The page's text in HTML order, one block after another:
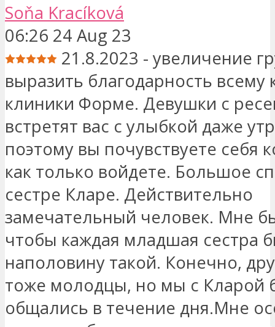
Soňa Kracíková
06:26 24 Aug 23
21.8.2023 - увеличение
выразить благодарность всему
клиники Форме. Девушки с
встретят вас с улыбкой даже
поэтому вы почувствуете себя
как только войдете. Большое
сестре Кларе. Действительно
замечательный человек. Мне
чтобы каждая младшая сестра
наполовину такой. Конечно,
тоже молодцы, но мы с Кларой
общались в течение дня.Мне